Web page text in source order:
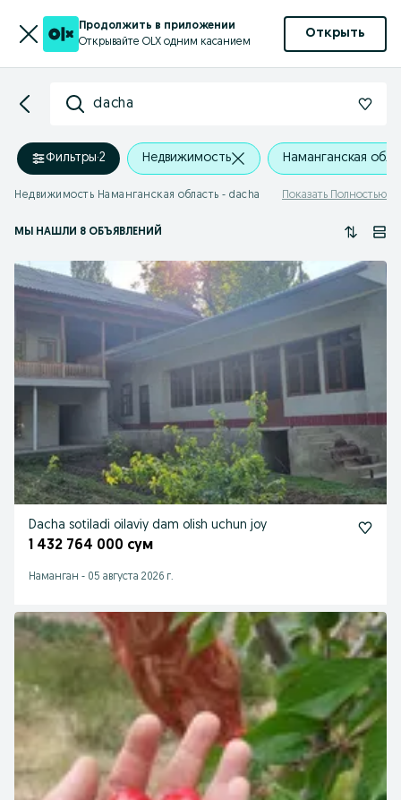
Продолжить в приложении
Открывайте OLX одним касанием
Открыть
dacha
Фильтры·2 Недвижимость Наманганская
Недвижимость Наманганская область - dacha Показать Полностью
МЫ НАШЛИ 8 ОБЪЯВЛЕНИЙ
Dacha sotiladi oilaviy dam olish uchun joy
1 432 764 000 сум
Наманган - 05 августа 2026 г.